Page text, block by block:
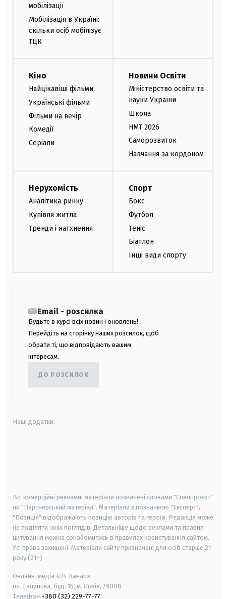
мобілізації
Мобілізація в Україні:
скільки осіб мобілізує
ТЦК
Кіно
Найцікавіші фільми
Українські фільми
Фільми на вечір
Комедії
Серіали
Новини Освіти
Міністерство освіти та
науки України
Школа
НМТ 2026
Саморозвиток
Навчання за кордоном
Нерухомість
Аналітика ринку
Купівля житла
Тренди і натхнення
Спорт
Бокс
Футбол
Теніс
Біатлон
Інші види спорту
Email - розсилка
Будьте в курсі всіх новин і оновлень!
Перейдіть на сторінку наших розсилок, щоб
обрати ті, що відповідають вашим
інтересам.
ДО РОЗСИЛОК
Наші додатки:
Всі комерційні рекламні матеріали позначені словами "Спецпроєкт"
чи "Партнерський матеріал". Матеріали з позначкою "Експерт",
"Позиція" відображають позицію авторів та героїв. Редакція може
не поділяти їхніх поглядів. Детальніше щодо реклами та правил
цитування можна ознайомитись в правилах користування сайтом.
Усі права захищені. Матеріали сайту призначені для осіб старше 21
року (21+)
Онлайн-медіа «24 Канал»
пл. Галицька, буд. 15, м. Львів, 79008
Телефон +380 (32) 229-77-77